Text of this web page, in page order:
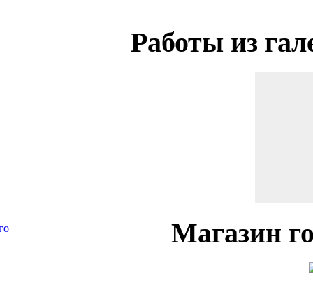
Работыиз
Магазин